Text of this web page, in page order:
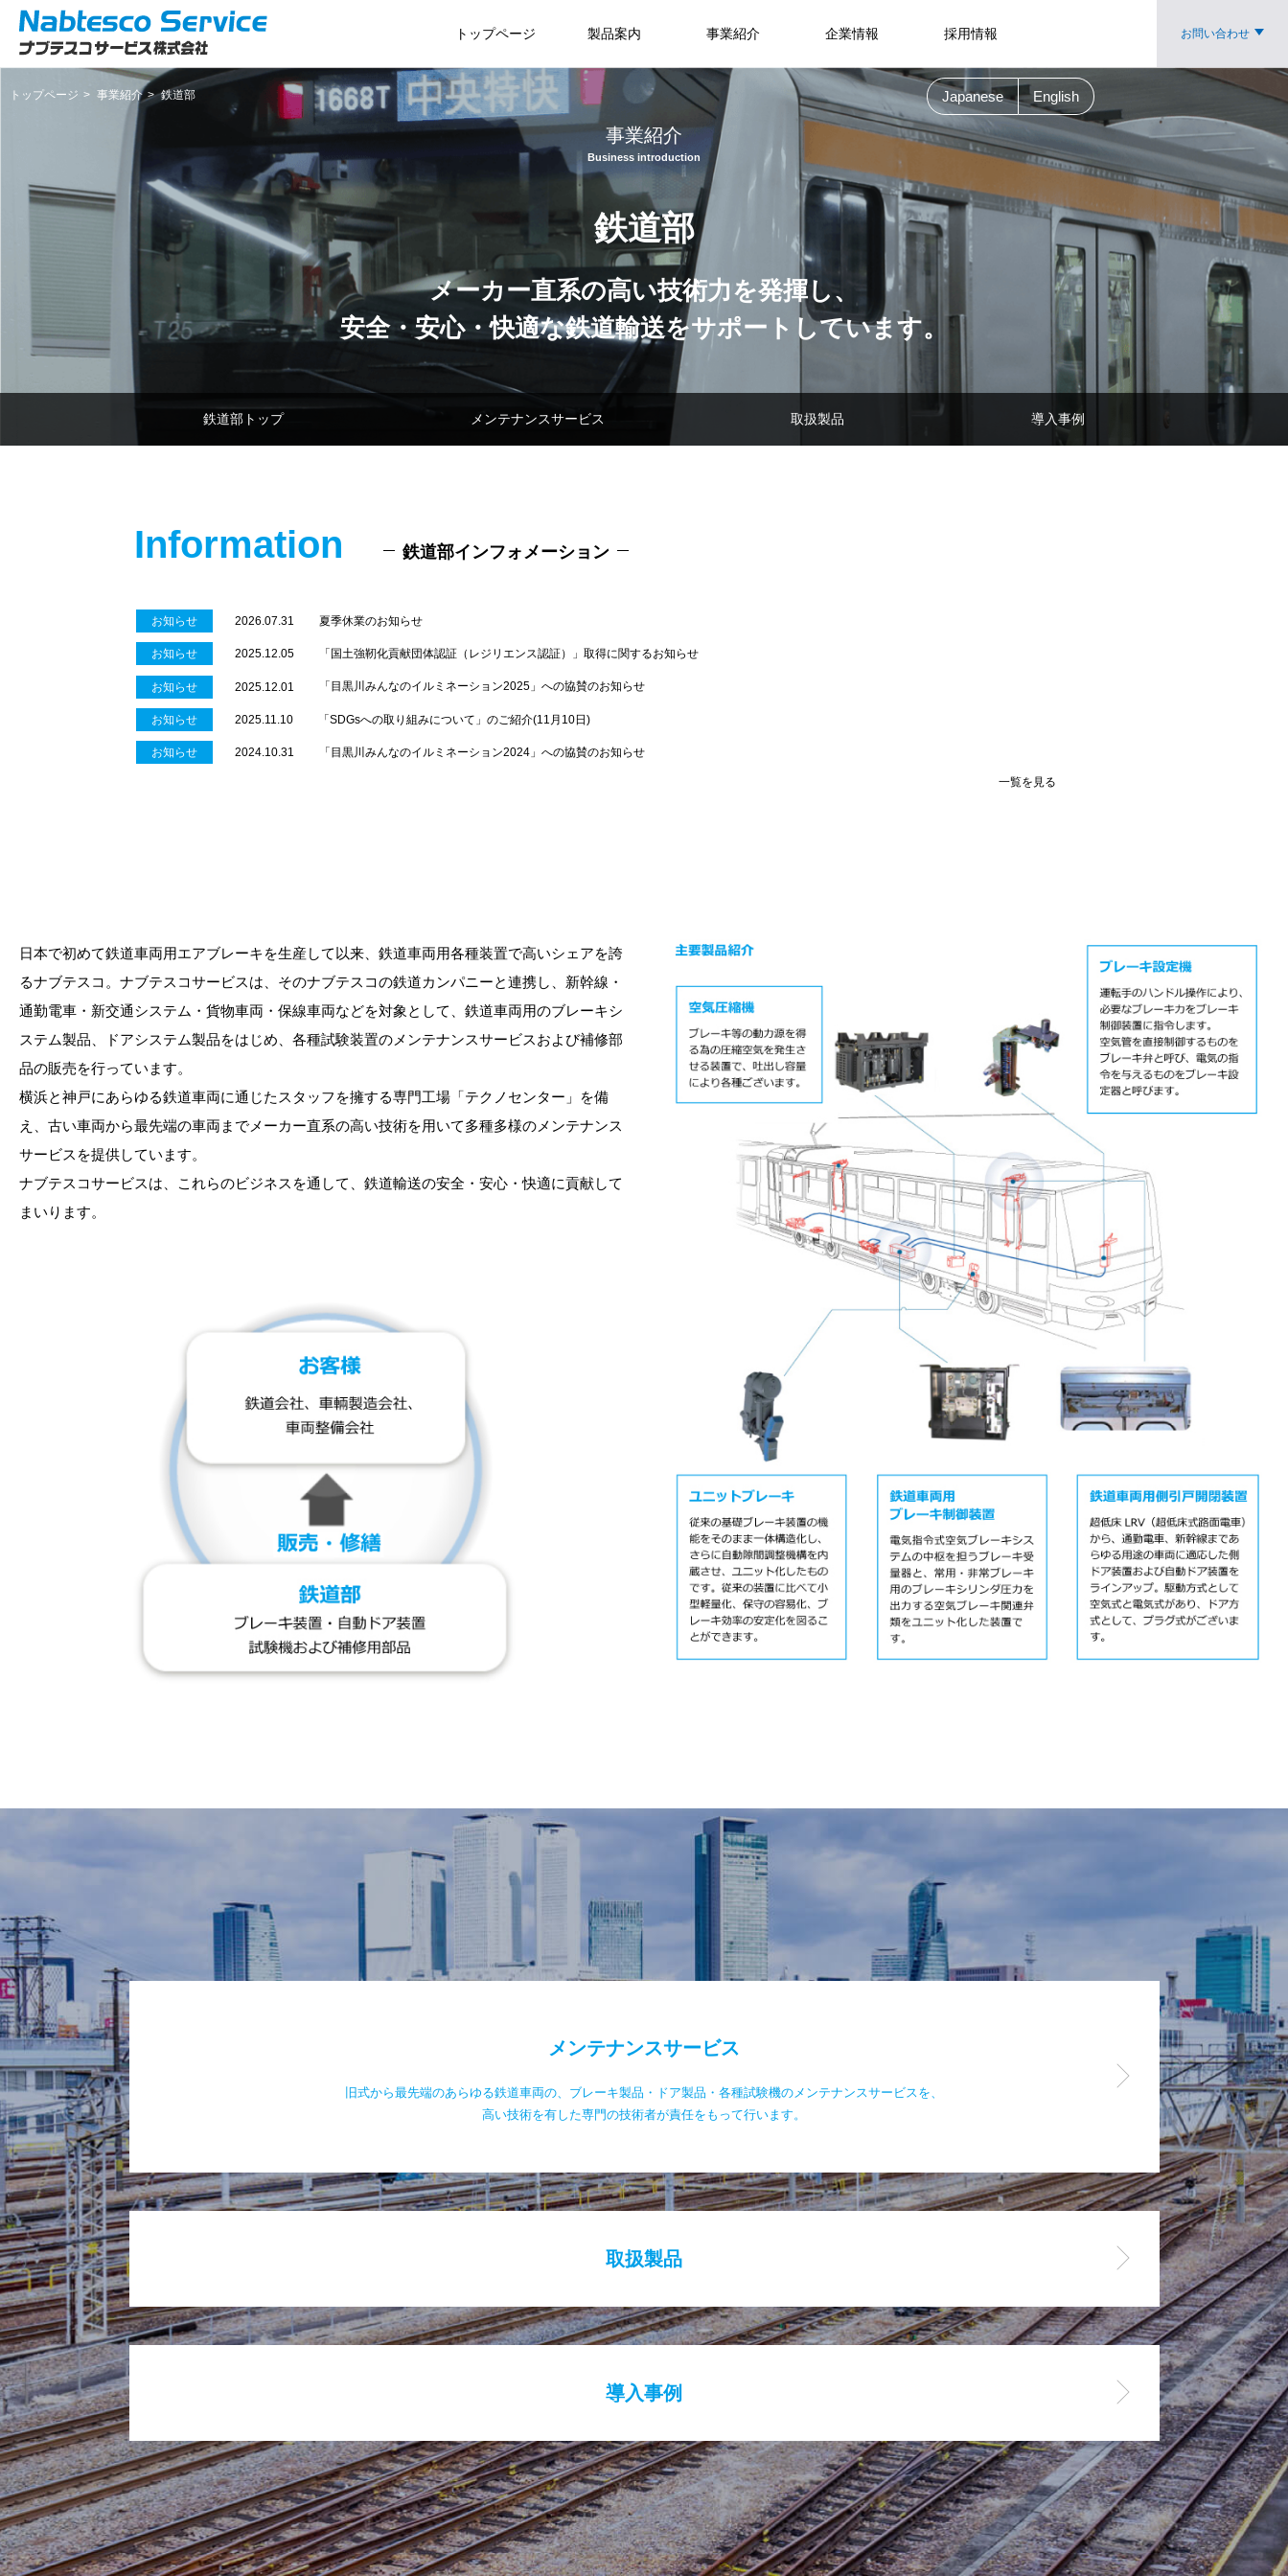
トップページ 製品案内 事業紹介 企業情報 採用情報 お問い合わせ
トップページ 事業紹介 鉄道部 Japanese English
事業紹介
鉄道部
メーカー直系の高い技術力を発揮し、
安全・安心・快適な鉄道輸送をサポートしています。
鉄道部トップ メンテナンスサービス 取扱製品 導入事例
Information 鉄道部インフォメーション
お知らせ 2026.07.31 夏季休業のお知らせ
お知らせ 2025.12.05 「国土強靭化貢献団体認証（レジリエンス認証）」取得に関するお知らせ
お知らせ 2025.12.01 「目黒川みんなのイルミネーション2025」への協賛のお知らせ
お知らせ 2025.11.10 「SDGsへの取り組みについて」のご紹介(11月10日)
お知らせ 2024.10.31 「目黒川みんなのイルミネーション2024」への協賛のお知らせ
一覧を見る
日本で初めて鉄道車両用エアブレーキを生産して以来、鉄道車両用各種装置で高いシェアを誇
るナブテスコ。ナブテスコサービスは、そのナブテスコの鉄道カンパニーと連携し、新幹線・
通勤電車・新交通システム・貨物車両・保線車両などを対象として、鉄道車両用のブレーキシ
ステム製品、ドアシステム製品をはじめ、各種試験装置のメンテナンスサービスおよび補修部
品の販売を行っています。
横浜と神戸にあらゆる鉄道車両に通じたスタッフを擁する専門工場「テクノセンター」を備
え、古い車両から最先端の車両までメーカー直系の高い技術を用いて多種多様のメンテナンス
サービスを提供しています。
ナブテスコサービスは、これらのビジネスを通して、鉄道輸送の安全・安心・快適に貢献して
まいります。
メンテナンスサービス
旧式から最先端のあらゆる鉄道車両の、ブレーキ製品・ドア製品・各種試験機のメンテナンスサービスを、
高い技術を有した専門の技術者が責任をもって行います。
取扱製品
導入事例